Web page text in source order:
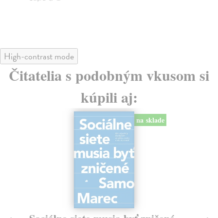
High-contrast mode
Čitatelia s podobným vkusom si
kúpili aj:
na sklade